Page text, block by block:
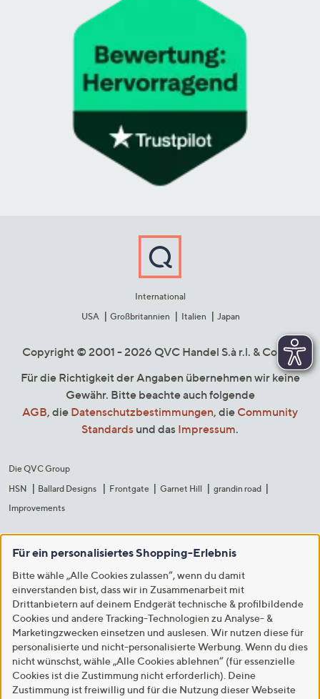
International
USA
Großbritannien Italien Japan
Copyright © 2001 - 2026 QVC Handel S.à r.l. & Co. KG
Für die Richtigkeit der Angaben übernehmen wir keine
Gewähr. Bitte beachte auch folgende
AGB, die Datenschutzbestimmungen, die Community
Standards und das Impressum.
Die QVC Group
HSN
Ballard Designs Frontgate Garnet Hill
grandin road
Improvements
Für ein personalisiertes Shopping-Erlebnis
Bitte wähle „Alle Cookies zulassen“, wenn du damit
einverstanden bist, dass wir in Zusammenarbeit mit
Drittanbietern auf deinem Endgerät technische & profilbildende
Cookies und andere Tracking-Technologien zu Analyse- &
Marketingzwecken einsetzen und auslesen. Wir nutzen diese für
personalisierte und nicht-personalisierte Werbung. Wenn du dies
nicht wünschst, wähle „Alle Cookies ablehnen“ (für essenzielle
Cookies ist die Zustimmung nicht erforderlich). Deine
Zustimmung ist freiwillig und für die Nutzung dieser Webseite